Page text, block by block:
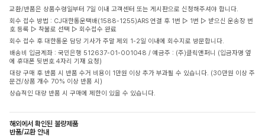
교환/반품은 상품수령일부터 7일 이내 고객센터 또는 게시판으로 신청해주셔야 합니다.
회수 접수 방법 : CJ대한통운택배(1588-1255)ARS 연결 후 1번 ▷ 1번 ▷ 받으신 운송장 번
호 등록 ▷ 착불로 선택 ▷ 회수접수 완료
회수 접수 후 대한통운 담당 기사가 주말 제외 1-2일 이내에 회수지로 방문합니다.
배송비 입금계좌 : 국민은행 512637-01-001048 / 예금주 : (주)클릭앤퍼니 (입금자명 옆
에 휴대폰 뒷번호 4자리 기재 요청)
대량 구매 후 반품 시 반품 수거 비용이 1만원 이상 추가 부과될 수 있습니다. (30만원 이상 주
문건/상품 개수 70% 이상 반품 시)
상습적인 대량 반품 시 구매에 제한이 있을 수 있습니다.
해외에서 확인된 불량제품
반품/교환 안내